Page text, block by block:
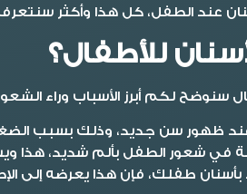
عند الطفل، كل هذا وأكثر
للأطفال؟
سنوضح لكم أبرز الأسباب وراء
ظهور سن جديد، وذلك بسبب
شعور الطفل بألم شديد، هذا
بأسنان طفلك، فإن هذا يعرضه إلى